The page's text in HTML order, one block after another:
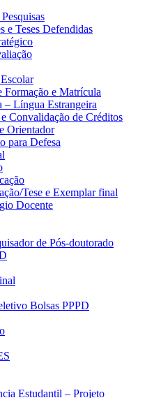
e Teses Defendidas
Formação e Matrícula
– Língua Estrangeira
Convalidação de Créditos
Orientador
para Defesa
Tese e Exemplar final
Docente
de Pós-doutorado
Bolsas PPPD
Estudantil – Projeto